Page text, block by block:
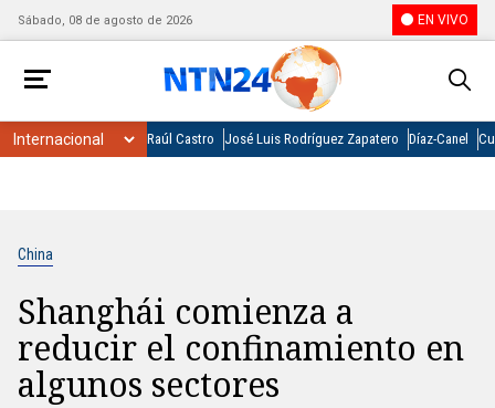
Sábado, 08 de agosto de 2026 EN VIVO
Raúl Castro José Luis Rodríguez Zapatero Díaz-Canel
China
Shanghái comienza a
reducir el confinamiento en
algunos sectores